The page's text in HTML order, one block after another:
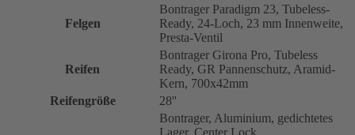
Felgen
Bontrager Paradigm 23, Tubeless-
Ready, 24-Loch, 23 mm Innenweite,
Presta-Ventil
Reifen
Bontrager Girona Pro, Tubeless
Ready, GR Pannenschutz, Aramid-
Kern, 700x42mm
Reifengröße
28''
Bontrager, Aluminium, gedichtetes